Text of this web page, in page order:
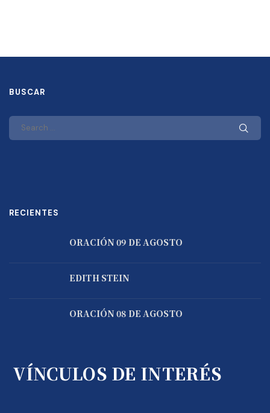
BUSCAR
RECIENTES
ORACIÓN 09 DE AGOSTO
EDITH STEIN
ORACIÓN 08 DE AGOSTO
VÍNCULOS DE INTERÉS